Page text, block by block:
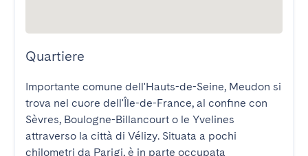
Quartiere
Importante comune dell'Hauts-de-Seine, Meudon si
trova nel cuore dell'Île-de-France, al confine con
Sèvres, Boulogne-Billancourt o le Yvelines
attraverso la città di Vélizy. Situata a pochi
chilometri da Parigi, è in parte occupata